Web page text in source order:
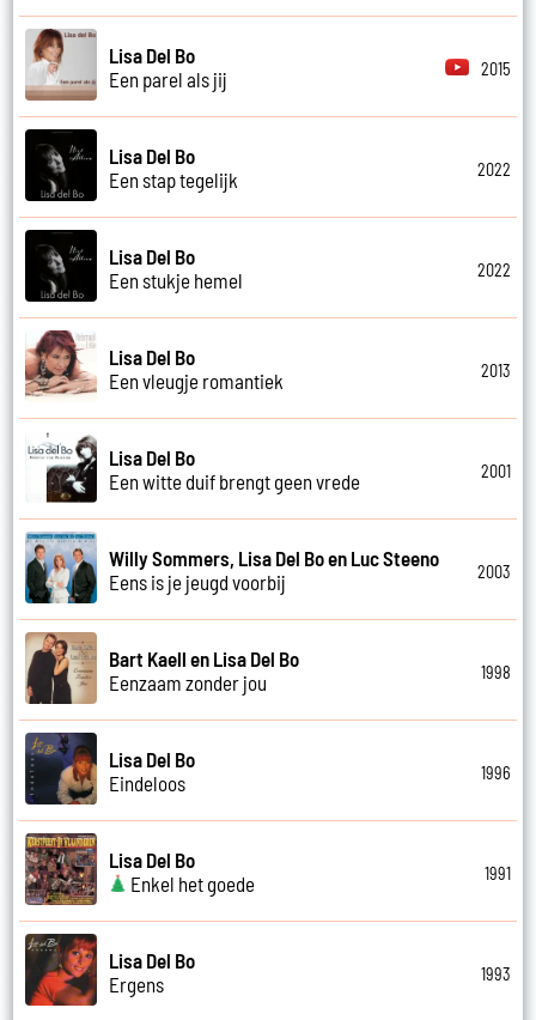
Lisa Del Bo
Een parel als jij
2015
Lisa Del Bo
Een stap tegelijk
2022
Lisa Del Bo
Een stukje hemel
2022
Lisa Del Bo
Een vleugje romantiek
2013
Lisa Del Bo
Een witte duif brengt geen vrede
2001
Willy Sommers, Lisa Del Bo en Luc Steeno
Eens is je jeugd voorbij
2003
Bart Kaell en Lisa Del Bo
Eenzaam zonder jou
1998
Lisa Del Bo
Eindeloos
1996
Lisa Del Bo
Enkel het goede
1991
Lisa Del Bo
Ergens
1993